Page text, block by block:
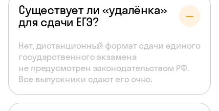
Существует ли «удалёнка»
для сдачи ЕГЭ?
Нет, дистанционный формат сдачи единого
государственного экзамена
не предусмотрен законодательством РФ.
Все выпускники сдают его очно.